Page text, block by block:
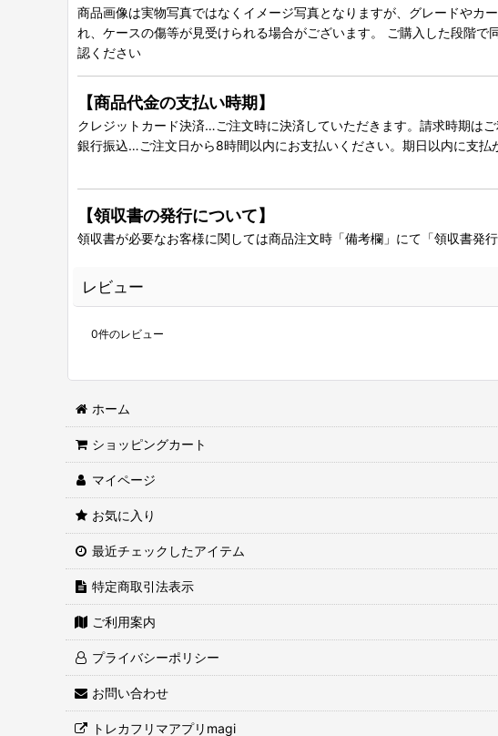
商品画像は実物写真ではなくイメージ写真となりますが、グレードやカ
れ、ケースの傷等が見受けられる場合がございます。 ご購入した段階
認ください
【商品代金の支払い時期】
クレジットカード決済…ご注文時に決済していただきます。請求時期はご
銀行振込…ご注文日から8時間以内にお支払いください。期日以内に支
【領収書の発行について】
領収書が必要なお客様に関しては商品注文時「備考欄」にて「領収書発
レビュー
0件のレビュー
ホーム
ショッピングカート
マイページ
お気に入り
最近チェックしたアイテム
特定商取引法表示
ご利用案内
プライバシーポリシー
お問い合わせ
トレカフリマアプリmagi